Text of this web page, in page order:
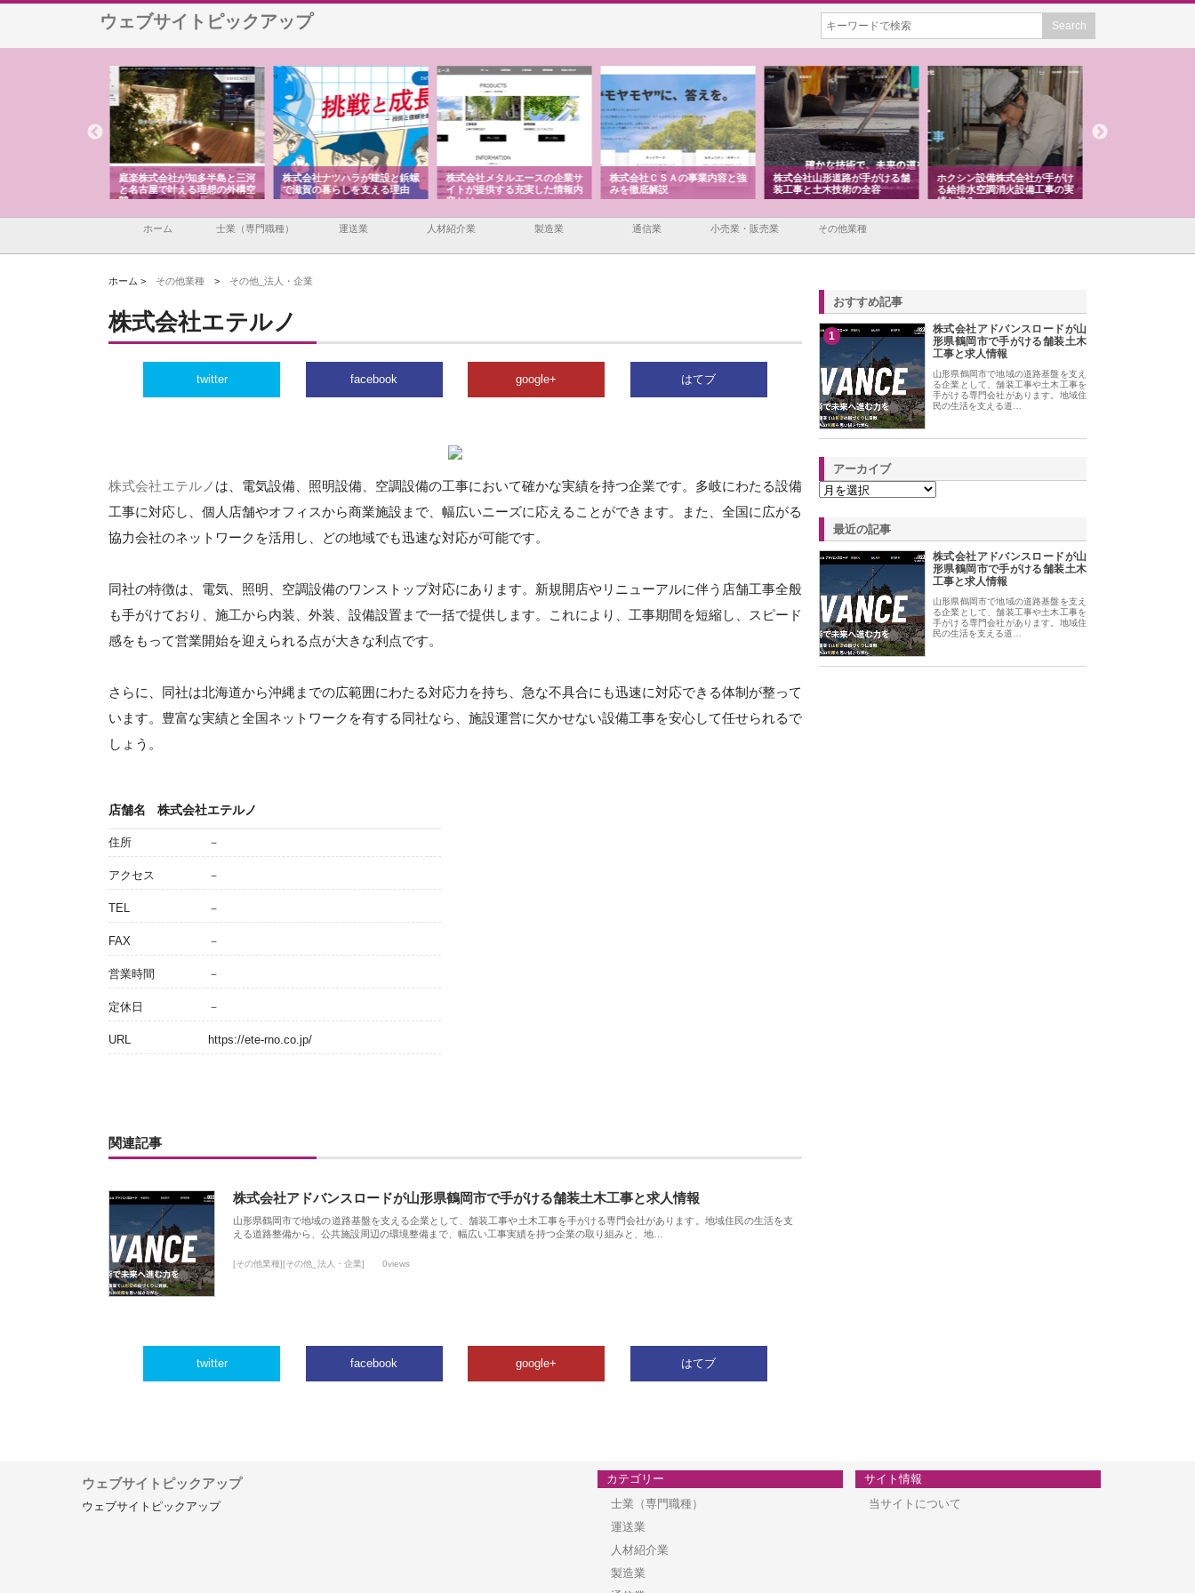
ウェブサイトピックアップ
株式会社ナツハラが建設と鋲螺
で滋賀の暮らしを支える理由
株式会社メタルエースの企業サ
イトが提供する充実した情報内
容とは
株式会社ＣＳＡの事業内容と強
みを徹底解説
株式会社山形道路が手がける舗
装工事と土木技術の全容
ホクシン設備株式会社が手がけ
る給排水空調消火設備工事の実
績と強み
株式会社東京シー・エム・シー
のGISインフラ管理システム導
入メリット
ホーム 士業（専門職種） 運送業 人材紹介業 製造業 通信業 小売業・販売業 その他業種
ホーム > その他業種 > その他_法人・企業
株式会社エテルノ
twitter facebook google+ はてブ
株式会社エテルノ は、電気設備、照明設備、空調設備の工事において確かな実績を持つ企業です。多岐にわたる設備
工事に対応し、個人店舗やオフィスから商業施設まで、幅広いニーズに応えることができます。また、全国に広がる
協力会社のネットワークを活用し、どの地域でも迅速な対応が可能です。
同社の特徴は、電気、照明、空調設備のワンストップ対応にあります。新規開店やリニューアルに伴う店舗工事全般
も手がけており、施工から内装、外装、設備設置まで一括で提供します。これにより、工事期間を短縮し、スピード
感をもって営業開始を迎えられる点が大きな利点です。
さらに、同社は北海道から沖縄までの広範囲にわたる対応力を持ち、急な不具合にも迅速に対応できる体制が整って
います。豊富な実績と全国ネットワークを有する同社なら、施設運営に欠かせない設備工事を安心して任せられるで
しょう。
店舗名 株式会社エテルノ
住所 －
アクセス －
TEL －
FAX －
営業時間 －
定休日 －
URL https://ete-rno.co.jp/
関連記事
株式会社アドバンスロードが山形県鶴岡市で手がける舗装土木工事と求人情報
山形県鶴岡市で地域の道路基盤を支える企業として、舗装工事や土木工事を手がける専門会社があります。地域住民の生活を支
える道路整備から、公共施設周辺の環境整備まで、幅広い工事実績を持つ企業の取り組みと、地…
[その他業種][その他_法人・企業] 0views
twitter facebook google+ はてブ
おすすめ記事
1
株式会社アドバンスロードが山
形県鶴岡市で手がける舗装土木
工事と求人情報
山形県鶴岡市で地域の道路基盤を支え
る企業として、舗装工事や土木工事を
手がける専門会社があります。地域住
民の生活を支える道…
アーカイブ
最近の記事
株式会社アドバンスロードが山
形県鶴岡市で手がける舗装土木
工事と求人情報
山形県鶴岡市で地域の道路基盤を支え
る企業として、舗装工事や土木工事を
手がける専門会社があります。地域住
民の生活を支える道…
ウェブサイトピックアップ
ウェブサイトピックアップ
カテゴリー
士業（専門職種）
運送業
人材紹介業
製造業
サイト情報
当サイトについて